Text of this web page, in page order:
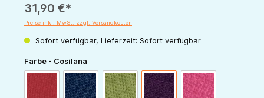
31,90 €*
Preise inkl. MwSt. zzgl. Versandkosten
Sofort verfügbar, Lieferzeit: Sofort verfügbar
Farbe - Cosilana
marine grün pflaume pink